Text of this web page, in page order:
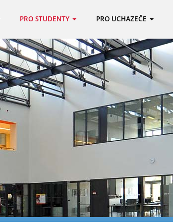
PRO STUDENTY PRO UCHAZEČE